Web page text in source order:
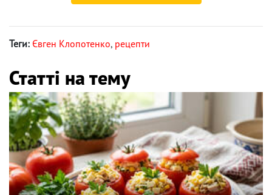
Теги: Євген Клопотенко, рецепти
Статті на тему